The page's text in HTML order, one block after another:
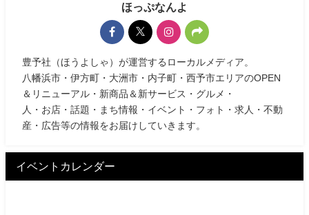
ほっぷなんよ
豊予社（ほうよしゃ）が運営するローカルメディア。
八幡浜市・伊方町・大洲市・内子町・西予市エリアのOPEN
＆リニューアル・新商品＆新サービス・グルメ・
人・お店・話題・まち情報・イベント・フォト・求人・不動
産・広告等の情報をお届けしていきます。
イベントカレンダー